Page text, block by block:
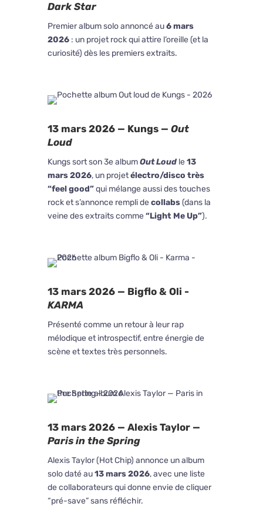
Dark Star
Premier album solo annoncé au6 mars
2026: un projet rock qui attire l’oreille (et la
curiosité) dès les premiers extraits.
13 mars 2026 — Kungs — Out
Loud
Kungs sort son 3e albumOut Loudle13
mars 2026, un projetélectro/disco très
“feel good”qui mélange aussi des touches
rock et s’annonce rempli decollabs(dans la
veine des extraits comme“Light Me Up”).
13 mars 2026 — Bigflo & Oli -
KARMA
Présenté comme un retour à leur rap
mélodique et introspectif, entre énergie de
scène et textes très personnels.
13 mars 2026 — Alexis Taylor —
Paris in the Spring
Alexis Taylor (Hot Chip) annonce un album
solo daté au13 mars 2026, avec une liste
de collaborateurs qui donne envie de cliquer
“pré-save” sans réfléchir.